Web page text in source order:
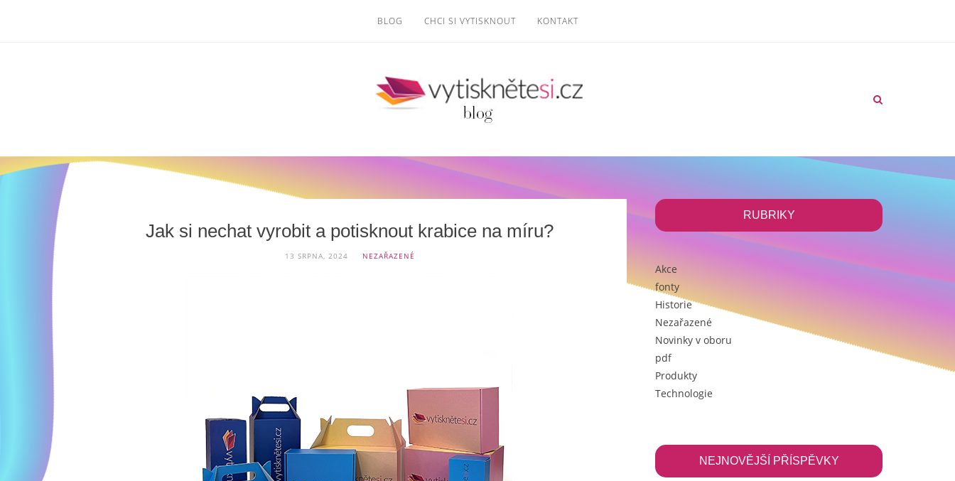
BLOG CHCI SI VYTISKNOUT KONTAKT
Chci si vytisknout
Jak si nechat vyrobit a potisknout krabice na míru?
13 SRPNA, 2024 NEZAŘAZENÉ
RUBRIKY
Akce
fonty
Historie
Nezařazené
Novinky v oboru
pdf
Produkty
Technologie
NEJNOVĚJŠÍ PŘÍSPĚVKY